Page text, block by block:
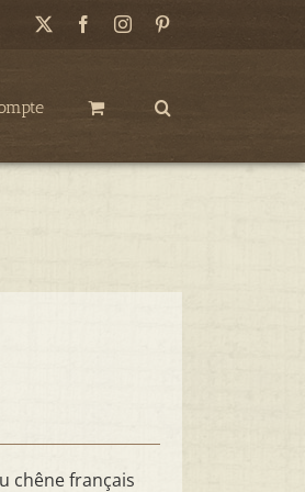
FacebookInstagram
chêne français